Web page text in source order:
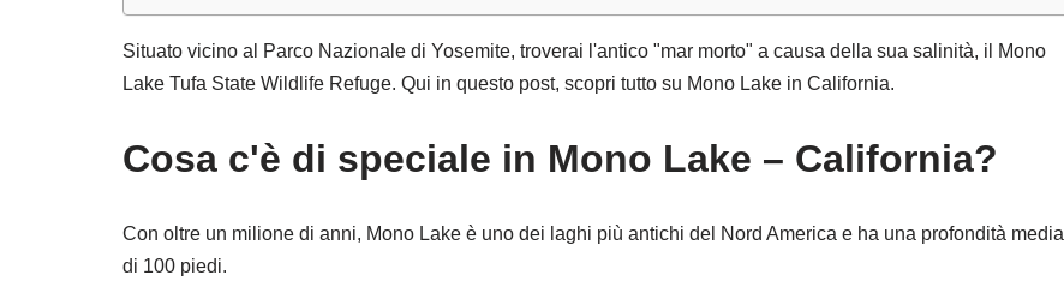
Situato vicino al Parco Nazionale di Yosemite, troverai l'antico "mar morto" a causa della sua salinità, il Mono
Lake Tufa State Wildlife Refuge. Qui in questo post, scopri tutto su Mono Lake in California.
Cosa c'è di speciale in Mono Lake – California?
Con oltre un milione di anni, Mono Lake è uno dei laghi più antichi del Nord America e ha una profondità media
di 100 piedi.